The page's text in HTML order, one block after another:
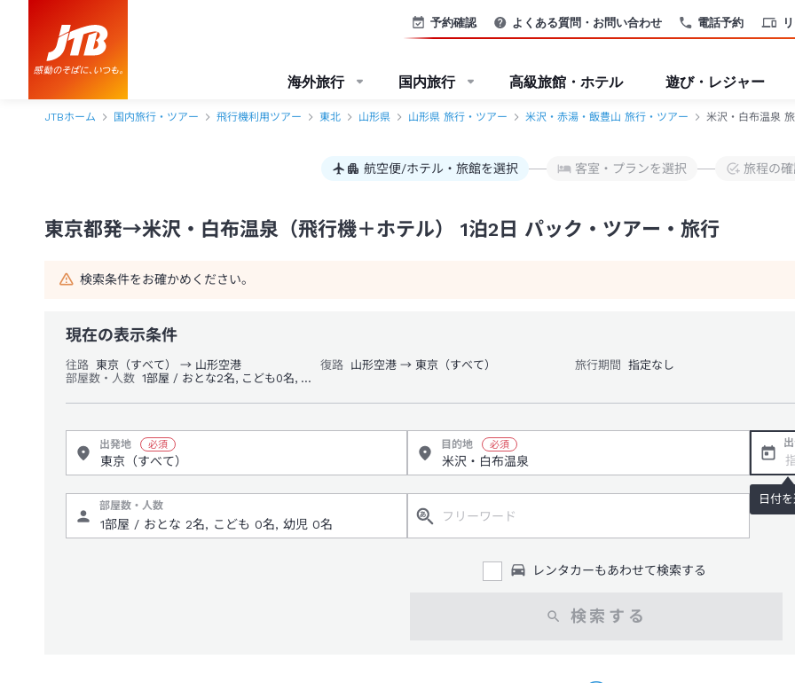
電話予約
予約確認 よくある質問・お問い合わせ
海外旅行 国内旅行 高級旅館・ホテル 遊び・レジャー
JTBホーム 国内旅行・ツアー 飛行機利用ツアー 東北 山形県 山形県 旅行・ツアー 米沢・赤湯・飯豊山 旅行・ツアー 米沢・白布温泉
航空便/ホテル・旅館を選択 客室・プランを選択 旅程の
東京都発→米沢・白布温泉（飛行機＋ホテル） 1泊2日 パック・ツアー・旅行
検索条件をお確かめください。
現在の表示条件
往路 東京（すべて） → 山形空港 復路 山形空港 → 東京（すべて） 旅行期間
指定なし
部屋数・人数
1部屋 / おとな2名, こども0名, 幼児0名
出発地 目的地
日付
部屋数・人数
レンタカーもあわせて検索する
検索する